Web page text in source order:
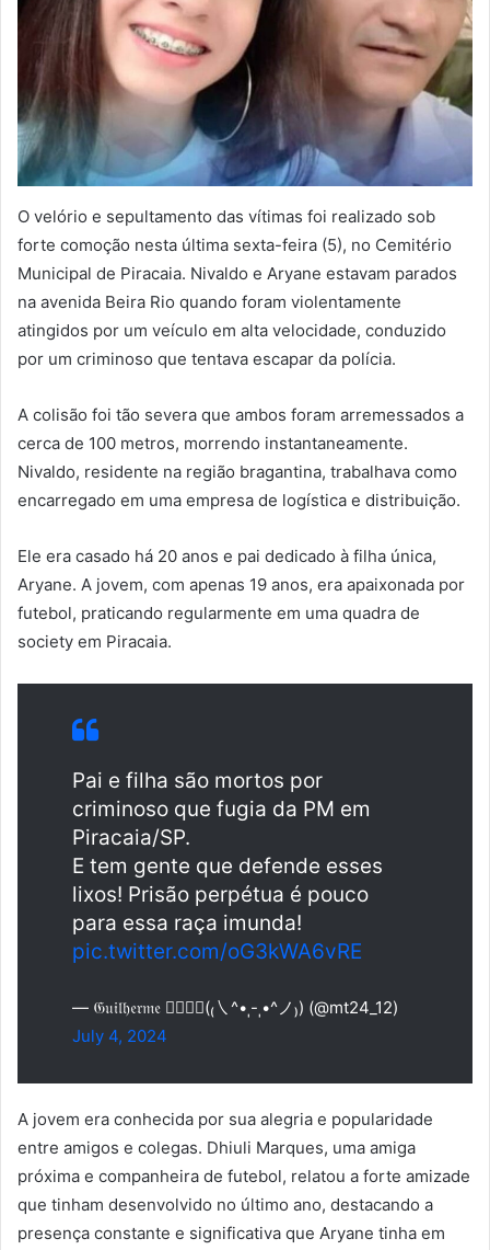
O velório e sepultamento das vítimas foi realizado sob
forte comoção nesta última sexta-feira (5), no Cemitério
Municipal de Piracaia. Nivaldo e Aryane estavam parados
na avenida Beira Rio quando foram violentamente
atingidos por um veículo em alta velocidade, conduzido
por um criminoso que tentava escapar da polícia.
A colisão foi tão severa que ambos foram arremessados a
cerca de 100 metros, morrendo instantaneamente.
Nivaldo, residente na região bragantina, trabalhava como
encarregado em uma empresa de logística e distribuição.
Ele era casado há 20 anos e pai dedicado à filha única,
Aryane. A jovem, com apenas 19 anos, era apaixonada por
futebol, praticando regularmente em uma quadra de
society em Piracaia.
Pai e filha são mortos por
criminoso que fugia da PM em
Piracaia/SP.
E tem gente que defende esses
lixos! Prisão perpétua é pouco
para essa raça imunda!
pic.twitter.com/oG3kWA6vRE
— 𝔊𝔲𝔦𝔩𝔥𝔢𝔯𝔪𝔢 ❤️‍🔥🇻🇦(₍㇏^•ˌ-ˌ•^ノ₎) (@mt24_12)
July 4, 2024
A jovem era conhecida por sua alegria e popularidade
entre amigos e colegas. Dhiuli Marques, uma amiga
próxima e companheira de futebol, relatou a forte amizade
que tinham desenvolvido no último ano, destacando a
presença constante e significativa que Aryane tinha em